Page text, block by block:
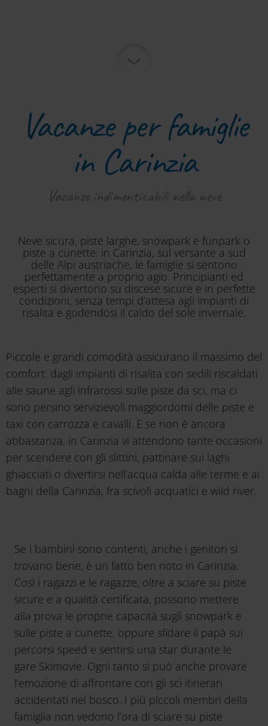
Vacanze per famiglie
in Carinzia
Vacanze indimenticabili nella neve
Neve sicura, piste larghe, snowpark e funpark o
piste a cunette: in Carinzia, sul versante a sud
delle Alpi austriache, le famiglie si sentono
perfettamente a proprio agio. Principianti ed
esperti si divertono su discese sicure e in perfette
condizioni, senza tempi d’attesa agli impianti di
risalita e godendosi il caldo del sole invernale.
Piccole e grandi comodità assicurano il massimo del
comfort: dagli impianti di risalita con sedili riscaldati
alle saune agli infrarossi sulle piste da sci, ma ci
sono persino servizievoli maggiordomi delle piste e
taxi con carrozza e cavalli. E se non è ancora
abbastanza, in Carinzia vi attendono tante occasioni
per scendere con gli slittini, pattinare sui laghi
ghiacciati o divertirsi nell’acqua calda alle terme e ai
bagni della Carinzia, fra scivoli acquatici e wild river.
Se i bambini sono contenti, anche i genitori si
trovano bene, è un fatto ben noto in Carinzia.
Così i ragazzi e le ragazze, oltre a sciare su piste
sicure e a qualità certificata, possono mettere
alla prova le proprie capacità sugli snowpark e
sulle piste a cunette, oppure sfidare il papà sui
percorsi speed e sentirsi una star durante le
gare Skimovie. Ogni tanto si può anche provare
l’emozione di affrontare con gli sci itinerari
accidentati nel bosco. I più piccoli membri della
famiglia non vedono l’ora di sciare su piste